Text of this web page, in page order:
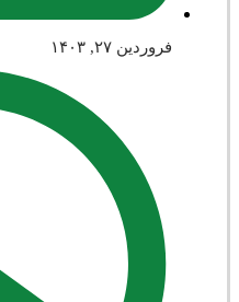
فروردین ۲۷, ۱۴۰۳